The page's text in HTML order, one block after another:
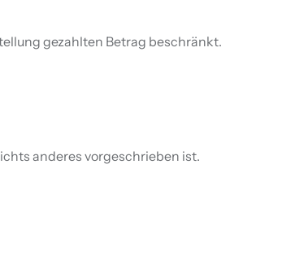
gezahlten Betrag beschränkt.
anderes vorgeschrieben ist.